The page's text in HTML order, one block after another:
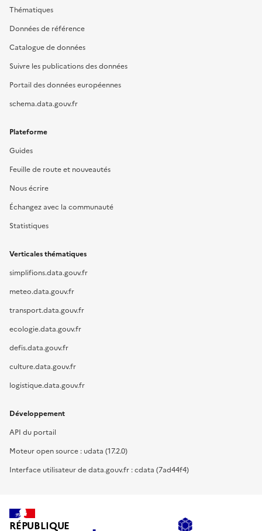
Thématiques
Données de référence
Catalogue de données
Suivre les publications des données
Portail des données européennes
schema.data.gouv.fr
Plateforme
Guides
Feuille de route et nouveautés
Nous écrire
Échangez avec la communauté
Statistiques
Verticales thématiques
simplifions.data.gouv.fr
meteo.data.gouv.fr
transport.data.gouv.fr
ecologie.data.gouv.fr
defis.data.gouv.fr
culture.data.gouv.fr
logistique.data.gouv.fr
Développement
API du portail
Moteur open source : udata (17.2.0)
Interface utilisateur de data.gouv.fr : cdata (7ad44f4)
RÉPUBLIQUE